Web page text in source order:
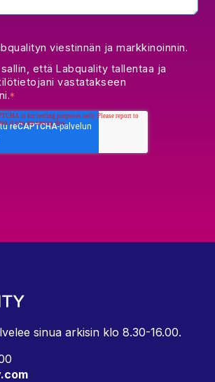
viestinnän ja markkinoinnin.
että Labquality tallentaa ja
vastatakseen
*
sinua arkisin klo 8.30-16.00.